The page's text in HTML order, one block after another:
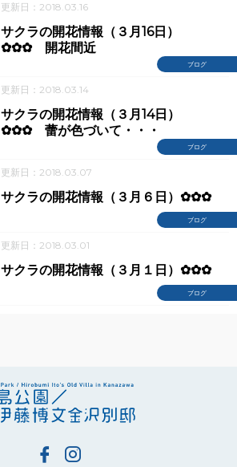
更新日：2018.03.16
ブログ
サクラの開花情報（３月16日）
✿✿✿ 開花間近
更新日：2018.03.14
ブログ
サクラの開花情報（３月14日）
✿✿✿ 蕾が色づいて・・・
更新日：2018.03.07
ブログ
サクラの開花情報（３月６日）✿✿✿
更新日：2018.03.01
ブログ
サクラの開花情報（３月１日）✿✿✿